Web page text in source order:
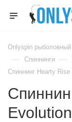
Onlyspin рыболовный
— Спиннинги —
Спиннинг Hearty